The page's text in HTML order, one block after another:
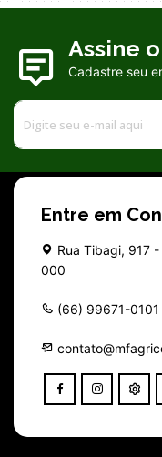
Assine
Cadastre seu
Entre em
Rua Tibagi, 917
000
(66) 99671-0101